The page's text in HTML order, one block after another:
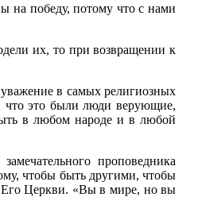
на победу, потому что с нами
их, то при возвращении к
в самых религиозных
что это были люди верующие,
в любом народе и в любой
проповедника
чтобы быть другими, чтобы
Его Церкви. «Вы в мире, но вы